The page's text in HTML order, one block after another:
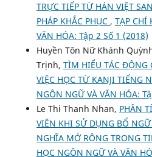
TRỰC TIẾP TỪ HÁN VIỆT
PHÁP KHẮC PHỤC , TẠP CHÍ
VĂN HÓA: Tập 2 Số 1 (2018)
Huyền Tôn Nữ Khánh
Trịnh, TÌM HIỂU TÁC ĐỘNG
VIỆC HỌC TỪ KANJI TIẾNG
NGÔN NGỮ VÀ VĂN HÓA:
Le Thi Thanh Nhan, PHÂN
VIÊN KHI SỬ DỤNG BỔ
NGHĨA MỞ RỘNG TRONG
HỌC NGÔN NGỮ VÀ VĂN